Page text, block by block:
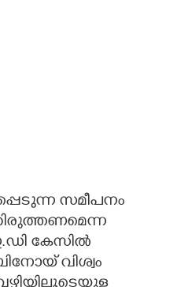
സമീപനം
കേസിൽ
വിശ്വം